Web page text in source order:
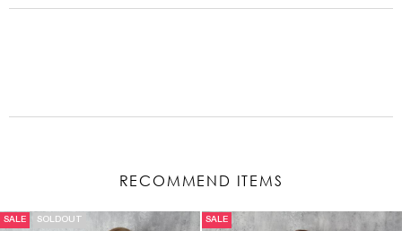
RECOMMEND ITEMS
SALE SOLDOUT SALE